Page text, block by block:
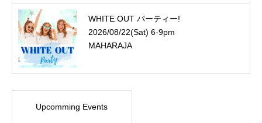
WHITE OUT パーティー!
2026/08/22(Sat) 6-9pm
MAHARAJA
Upcomming Events